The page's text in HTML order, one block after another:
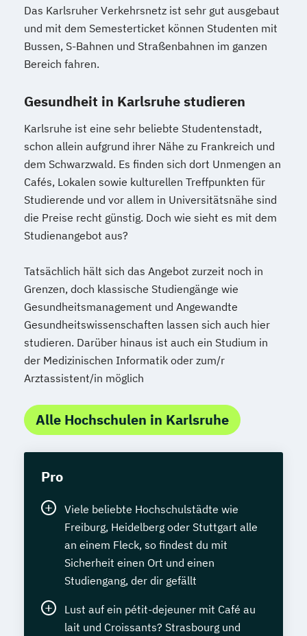
Das Karlsruher Verkehrsnetz ist sehr gut ausgebaut
und mit dem Semesterticket können Studenten mit
Bussen, S-Bahnen und Straßenbahnen im ganzen
Bereich fahren.
Gesundheit in Karlsruhe studieren
Karlsruhe ist eine sehr beliebte Studentenstadt,
schon allein aufgrund ihrer Nähe zu Frankreich und
dem Schwarzwald. Es finden sich dort Unmengen an
Cafés, Lokalen sowie kulturellen Treffpunkten für
Studierende und vor allem in Universitätsnähe sind
die Preise recht günstig. Doch wie sieht es mit dem
Studienangebot aus?
Tatsächlich hält sich das Angebot zurzeit noch in
Grenzen, doch klassische Studiengänge wie
Gesundheitsmanagement und Angewandte
Gesundheitswissenschaften lassen sich auch hier
studieren. Darüber hinaus ist auch ein Studium in
der Medizinischen Informatik oder zum/r
Arztassistent/in möglich
Alle Hochschulen in Karlsruhe
Pro
Viele beliebte Hochschulstädte wie
Freiburg, Heidelberg oder Stuttgart alle
an einem Fleck, so findest du mit
Sicherheit einen Ort und einen
Studiengang, der dir gefällt
Lust auf ein pétit-dejeuner mit Café au
lait und Croissants? Strasbourg und